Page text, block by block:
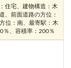
住宅、建物構造：木
、前面道路の方位：
位：南、最寄駅：木
％、容積率：200％